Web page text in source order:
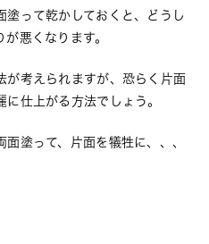
って乾かしておくと、どうし
悪くなります。
が考えられますが、恐らく片面
仕上がる方法でしょう。
塗って、片面を犠牲に、、、